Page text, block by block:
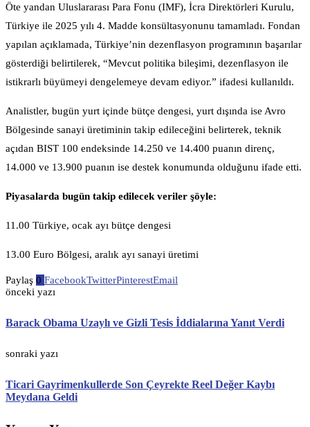
Öte yandan Uluslararası Para Fonu (IMF), İcra Direktörleri Kurulu,
Türkiye ile 2025 yılı 4. Madde konsültasyonunu tamamladı. Fondan
yapılan açıklamada, Türkiye’nin dezenflasyon programının başarılar
gösterdiği belirtilerek, “Mevcut politika bileşimi, dezenflasyon ile
istikrarlı büyümeyi dengelemeye devam ediyor.” ifadesi kullanıldı.
Analistler, bugün yurt içinde bütçe dengesi, yurt dışında ise Avro
Bölgesinde sanayi üretiminin takip edileceğini belirterek, teknik
açıdan BIST 100 endeksinde 14.250 ve 14.400 puanın direnç,
14.000 ve 13.900 puanın ise destek konumunda olduğunu ifade etti.
Piyasalarda bugün takip edilecek veriler şöyle:
11.00 Türkiye, ocak ayı bütçe dengesi
13.00 Euro Bölgesi, aralık ayı sanayi üretimi
Paylaş 0 FacebookTwitterPinterestEmail
önceki yazı
Barack Obama Uzaylı ve Gizli Tesis İddialarına Yanıt Verdi
sonraki yazı
Ticari Gayrimenkullerde Son Çeyrekte Reel Değer Kaybı
Meydana Geldi